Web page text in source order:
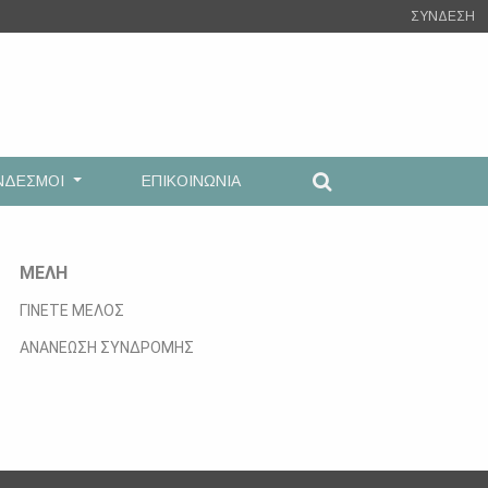
ΣΥΝΔΕΣΗ
ΕΠΙΚΟΙΝΩΝΙΑ
ΜΕΛΗ
ΓΙΝΕΤΕ ΜΕΛΟΣ
ΑΝΑΝΕΩΣΗ ΣΥΝΔΡΟΜΗΣ